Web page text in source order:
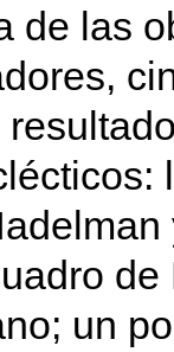
de las
un